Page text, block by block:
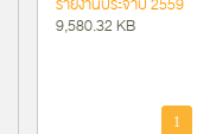
รายงานประจำปี 2559
9,580.32 KB
1